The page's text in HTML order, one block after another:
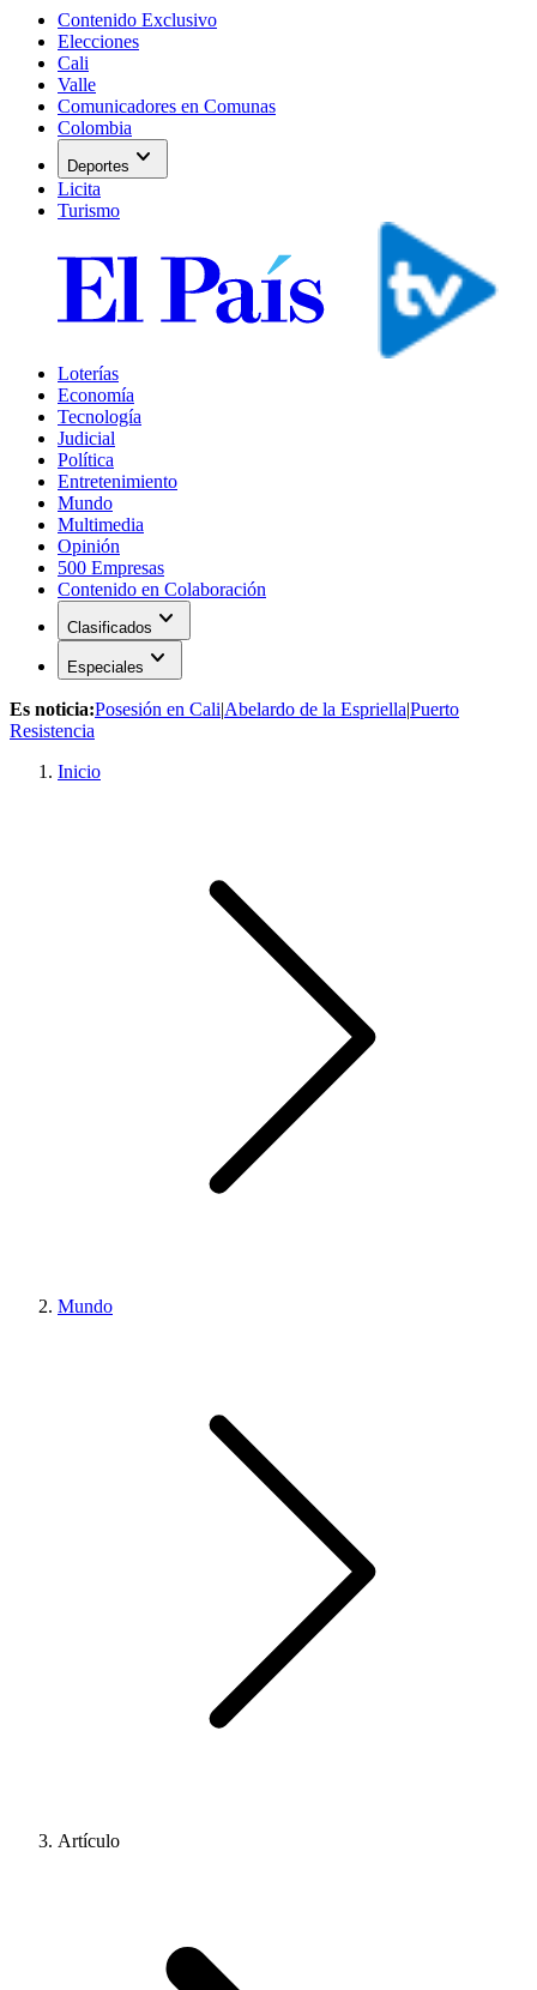
Contenido Exclusivo
Elecciones
Cali
Valle
Comunicadores en Comunas
Colombia
Deportes expand_more
Licita
Turismo
Loterías
Economía
Tecnología
Judicial
Política
Entretenimiento
Mundo
Multimedia
Opinión
500 Empresas
Contenido en Colaboración
Clasificados expand_more
Especiales expand_more
Es noticia:Posesión en Cali|Abelardo de la Espriella|Puerto
Resistencia
Inicio
Mundo
Artículo